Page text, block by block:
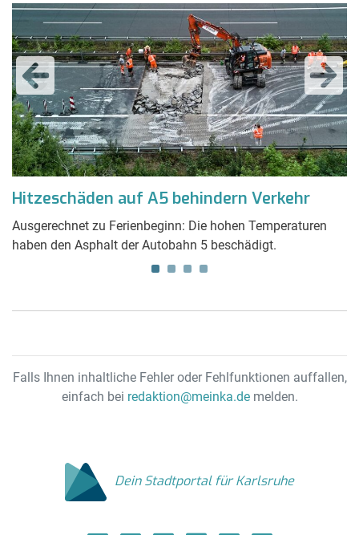
Hitzeschäden auf A5 behindern Verkehr
Ausgerechnet zu Ferienbeginn: Die hohen Temperaturen
haben den Asphalt der Autobahn 5 beschädigt.
Falls Ihnen inhaltliche Fehler oder Fehlfunktionen auffallen,
einfach bei redaktion@meinka.demelden.
Dein Stadtportal für Karlsruhe